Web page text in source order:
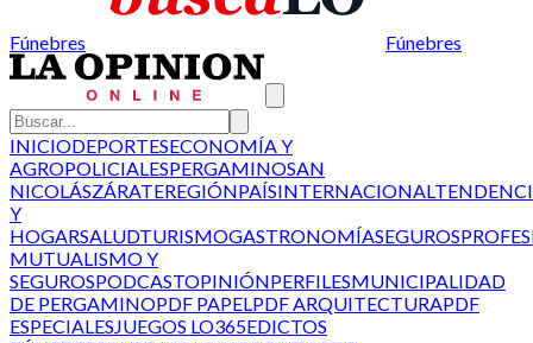
Fúnebres Fúnebres
INICIODEPORTESECONOMÍA Y
AGROPOLICIALESPERGAMINOSAN
NICOLÁSZÁRATEREGIÓNPAÍSINTERNACIONAL
Y
HOGARSALUDTURISMOGASTRONOMÍASEGUROS
MUTUALISMO Y
SEGUROSPODCASTOPINIÓNPERFILESMUNICIPALIDAD
DE PERGAMINOPDF PAPELPDF ARQUITECTURAPDF
ESPECIALESJUEGOS LO365EDICTOS